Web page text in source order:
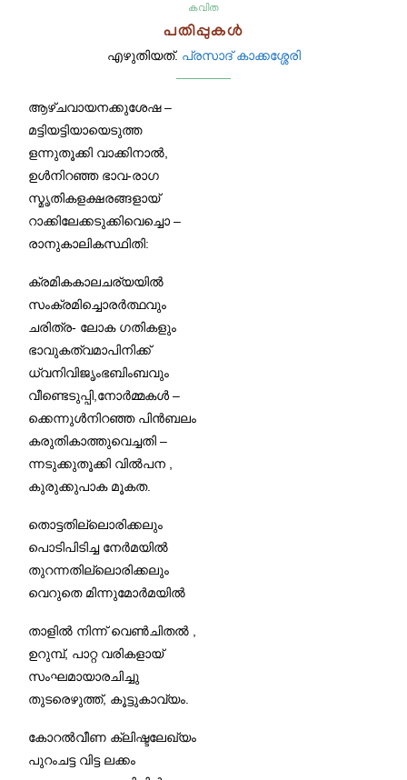
കവിത
പതിപ്പുകൾ
എഴുതിയത്. പ്രസാദ് കാക്കശ്ശേരി
ആഴ്ചവായനക്കുശേഷ –
മട്ടിയട്ടിയായെടുത്ത
ളന്നുതൂക്കി വാക്കിനാൽ,
ഉൾനിറഞ്ഞ ഭാവ-രാഗ
സ്മൃതികളക്ഷരങ്ങളായ്
റാക്കിലേക്കടുക്കിവെച്ചൊ –
രാനുകാലികസ്ഥിതി:
ക്രമികകാലചര്യയിൽ
സംക്രമിച്ചൊരർത്ഥവും
ചരിത്ര- ലോക ഗതികളും
ഭാവുകത്വമാപിനിക്ക്
ധ്വനിവിജൃംഭബിംബവും
വീണ്ടെടുപ്പി,നോർമ്മകൾ –
ക്കെന്നുൾനിറഞ്ഞ പിൻബലം
കരുതികാത്തുവെച്ചതി –
ന്നടുക്കുതൂക്കി വിൽപന ,
കുരുക്കുപാക മൂകത.
തൊട്ടതില്ലൊരിക്കലും
പൊടിപിടിച്ച നേർമയിൽ
തുറന്നതില്ലൊരിക്കലും
വെറുതെ മിന്നുമോർമയിൽ
താളിൽ നിന്ന് വെൺചിതൽ ,
ഉറുമ്പ്, പാറ്റ വരികളായ്
സംഘമായാരചിച്ചു
തുടരെഴുത്ത്, കൂട്ടുകാവ്യം.
കോറൽവീണ ക്ലിഷ്ടലേഖ്യം
പുറംചട്ട വിട്ട ലക്കം